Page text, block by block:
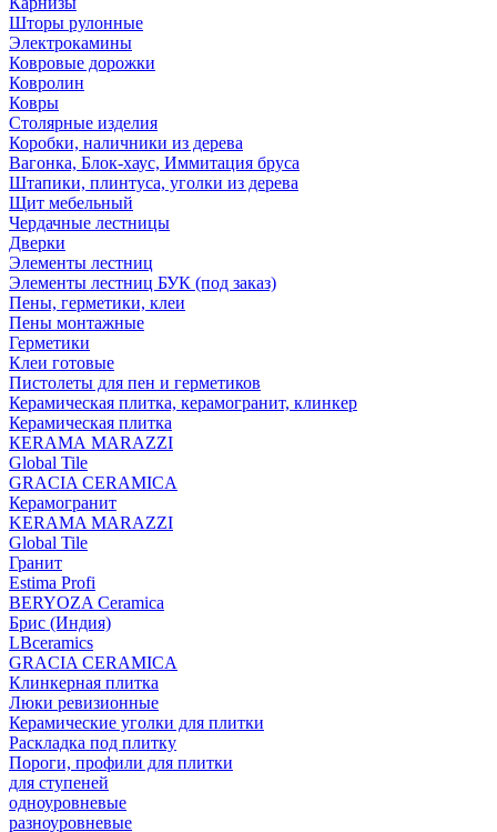
Шторы рулонные
Электрокамины
Ковровые дорожки
Ковролин
Ковры
Столярные изделия
Коробки, наличники из дерева
Вагонка, Блок-хаус, Иммитация бруса
Штапики, плинтуса, уголки из дерева
Щит мебельный
Чердачные лестницы
Дверки
Элементы лестниц
Элементы лестниц БУК (под заказ)
Пены, герметики, клеи
Пены монтажные
Герметики
Клеи готовые
Пистолеты для пен и герметиков
Керамическая плитка, керамогранит, клинкер
Керамическая плитка
КЕRАМА MARAZZI
Global Tile
GRACIA CERAMICA
Керамогранит
KERAMA MARAZZI
Global Tile
Гранит
Estima Profi
BERYOZA Ceramica
Брис (Индия)
LBceramics
GRACIA CERAMICA
Клинкерная плитка
Люки ревизионные
Керамические уголки для плитки
Раскладка под плитку
Пороги, профили для плитки
для ступеней
одноуровневые
разноуровневые